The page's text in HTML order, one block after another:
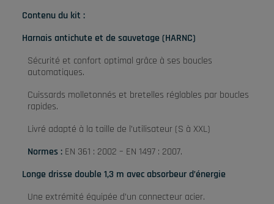
Contenu du kit :
Harnais antichute et de sauvetage (HARNC)
Sécurité et confort optimal grâce à ses boucles
automatiques.
Cuissards molletonnés et bretelles réglables par boucles
rapides.
Livré adapté à la taille de l’utilisateur (S à XXL)
Normes : EN 361 : 2002 – EN 1497 : 2007.
Longe drisse double 1,3 m avec absorbeur d’énergie
Une extrémité équipée d’un connecteur acier.